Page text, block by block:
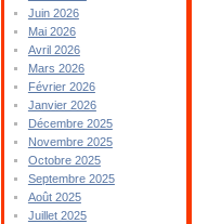
Juin 2026
Mai 2026
Avril 2026
Mars 2026
Février 2026
Janvier 2026
Décembre 2025
Novembre 2025
Octobre 2025
Septembre 2025
Août 2025
Juillet 2025